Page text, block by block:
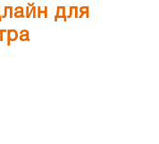
для